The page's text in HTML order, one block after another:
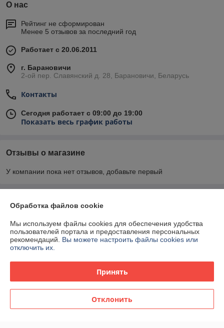
О нас
Рейтинг не сформирован
Менее 5 отзывов за последний год
Работает с 20.06.2011
г. Барановичи
2-ой пер. Славянский д. 28, Барановичи, Беларусь
Контакты
Сегодня работает с 09:00 до 19:00
Показать весь график работы
Отзывы о магазине
У компании пока нет отзывов, добавьте первый
Контакты
Доставка и оплата
Обработка файлов cookie
Мы используем файлы cookies для обеспечения удобства
пользователей портала и предоставления персональных
рекомендаций. Вы можете настроить файлы cookies или
отключить их.
Принять
Отклонить